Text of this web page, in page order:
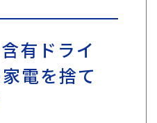
有ドライ
電を捨て